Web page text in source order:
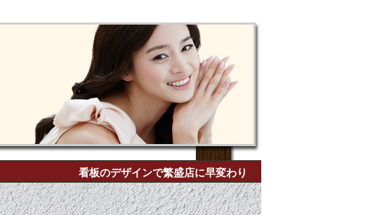
看板のデザインで繁盛店に早変わり